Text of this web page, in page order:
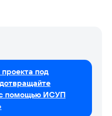
под
с помощью ИСУП